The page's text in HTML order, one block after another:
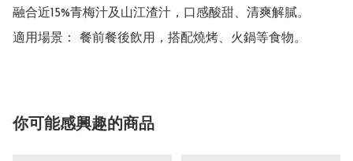
融合近15%青梅汁及山江渣汁，口感酸甜、清爽解膩。
適用場景： 餐前餐後飲用，搭配燒烤、火鍋等食物。
你可能感興趣的商品